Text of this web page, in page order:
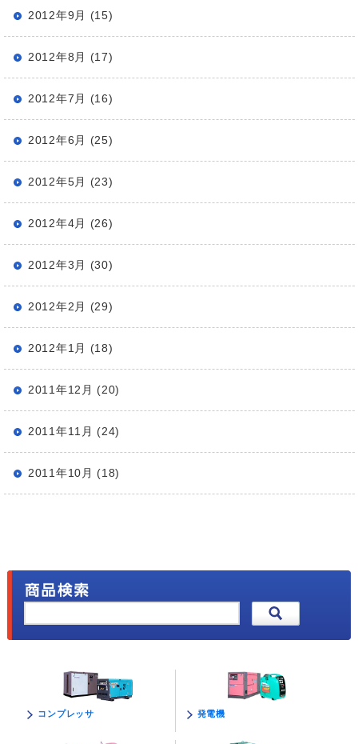
2012年9月 (15)
2012年8月 (17)
2012年7月 (16)
2012年6月 (25)
2012年5月 (23)
2012年4月 (26)
2012年3月 (30)
2012年2月 (29)
2012年1月 (18)
2011年12月 (20)
2011年11月 (24)
2011年10月 (18)
コンプレッサ 発電機